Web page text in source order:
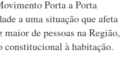
Porta a Porta
a uma situação que afeta
de pessoas na Região,
constitucional à habitação.